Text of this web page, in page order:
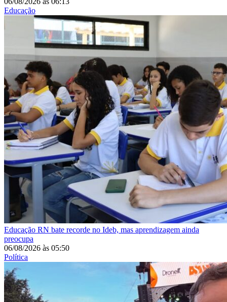
Educação
Educação RN bate recorde no Ideb, mas aprendizagem ainda
preocupa
06/08/2026 às 05:50
Política